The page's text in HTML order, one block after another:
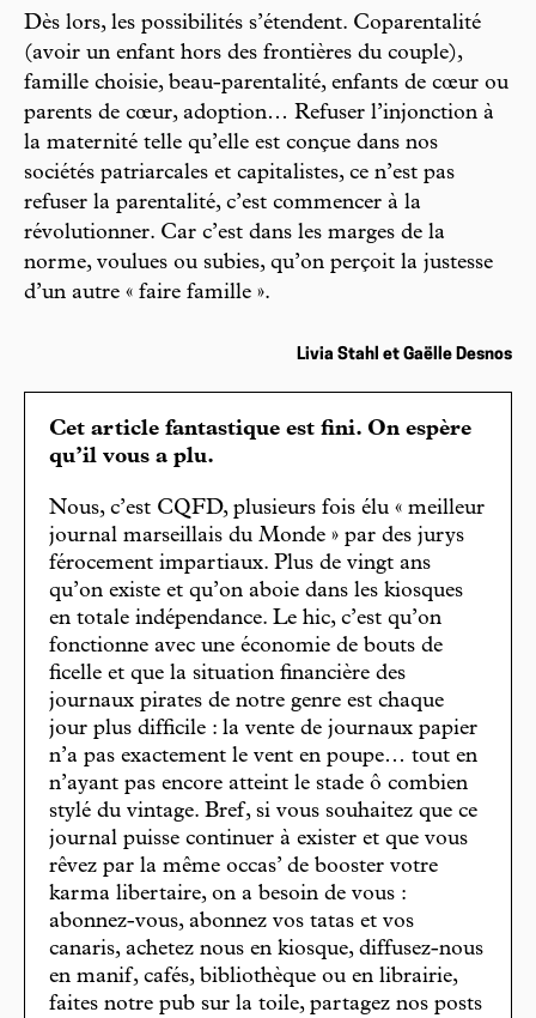
Dès lors, les possibilités s’étendent. Coparentalité
(avoir un enfant hors des frontières du couple),
famille choisie, beau-parentalité, enfants de cœur ou
parents de cœur, adoption… Refuser l’injonction à
la maternité telle qu’elle est conçue dans nos
sociétés patriarcales et capitalistes, ce n’est pas
refuser la parentalité, c’est commencer à la
révolutionner. Car c’est dans les marges de la
norme, voulues ou subies, qu’on perçoit la justesse
d’un autre « faire famille ».
Livia Stahl et Gaëlle Desnos
Cet article fantastique est fini. On espère
qu’il vous a plu.
Nous, c’est CQFD, plusieurs fois élu « meilleur
journal marseillais du Monde » par des jurys
férocement impartiaux. Plus de vingt ans
qu’on existe et qu’on aboie dans les kiosques
en totale indépendance. Le hic, c’est qu’on
fonctionne avec une économie de bouts de
ficelle et que la situation financière des
journaux pirates de notre genre est chaque
jour plus difficile : la vente de journaux papier
n’a pas exactement le vent en poupe… tout en
n’ayant pas encore atteint le stade ô combien
stylé du vintage. Bref, si vous souhaitez que ce
journal puisse continuer à exister et que vous
rêvez par la même occas’ de booster votre
karma libertaire, on a besoin de vous :
abonnez-vous, abonnez vos tatas et vos
canaris, achetez nous en kiosque, diffusez-nous
en manif, cafés, bibliothèque ou en librairie,
faites notre pub sur la toile, partagez nos posts